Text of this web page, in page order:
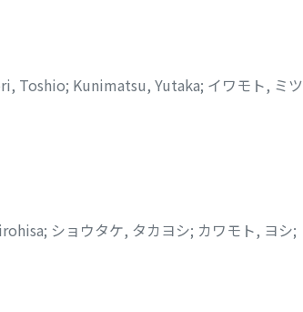
Toshio; Kunimatsu, Yutaka; イワモト, ミツ
; ショウタケ, タカヨシ; カワモト, ヨシ;